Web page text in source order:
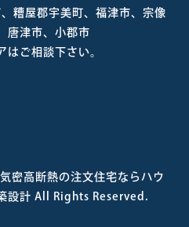
糟屋郡宇美町、福津市、宗像
唐津市、小郡市
ご相談下さい。
密高断熱の注文住宅ならハウ
設計 All Rights Reserved.